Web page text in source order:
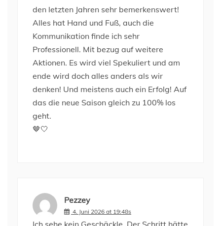
den letzten Jahren sehr bemerkenswert!
Alles hat Hand und Fuß, auch die
Kommunikation finde ich sehr
Professionell. Mit bezug auf weitere
Aktionen. Es wird viel Spekuliert und am
ende wird doch alles anders als wir
denken! Und meistens auch ein Erfolg! Auf
das die neue Saison gleich zu 100% los
geht.
🤎🤍
Pezzey
4. Juni 2026 at 19:48s
Ich sehe kein Geschäckle. Der Schritt hätte